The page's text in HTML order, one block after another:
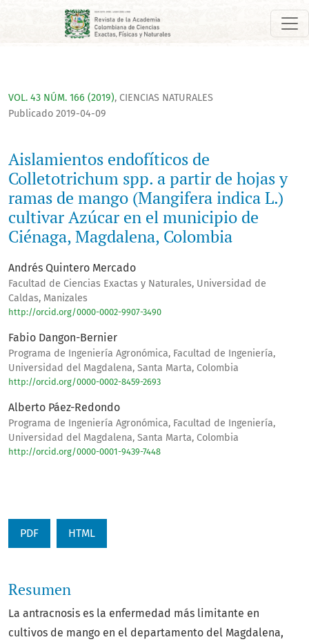
Aislamientos endofíticos de Colletotrichum spp. a partir de
VOL. 43 NÚM. 166 (2019), CIENCIAS NATURALES
Aislamientos endofíticos de
Colletotrichum spp. a partir de hojas y
ramas de mango (Mangifera indica L.)
cultivar Azúcar en el municipio de
Ciénaga, Magdalena, Colombia
Publicado 2019-04-09
Andrés Quintero Mercado
Facultad de Ciencias Exactas y Naturales, Universidad de
Caldas, Manizales
http://orcid.org/0000-0002-9907-3490
Fabio Dangon-Bernier
Programa de Ingeniería Agronómica, Facultad de Ingeniería,
Universidad del Magdalena, Santa Marta, Colombia
http://orcid.org/0000-0002-8459-2693
Alberto Páez-Redondo
Programa de Ingeniería Agronómica, Facultad de Ingeniería,
Universidad del Magdalena, Santa Marta, Colombia
http://orcid.org/0000-0001-9439-7448
PDF HTML
Resumen
La antracnosis es la enfermedad más limitante en
cultivos de mango en el departamento del Magdalena,